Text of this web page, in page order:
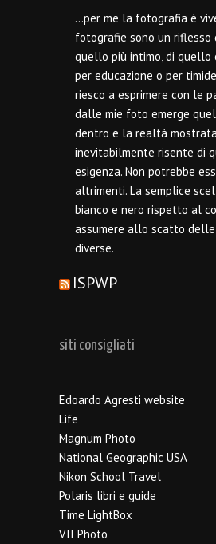
…per me la fotografia è
fotografie sono un riflesso
quello più intimo, di quello
per educazione o per
riesco a esprimere con le
dalle mie foto emerge
dentro e la realtà
inevitabilmente risente di
esigenza. Non potrebbe
altrimenti. La semplice
bianco e nero rispetto al
assumere allo scatto
diverse.
ISPWP
siti consigliati
Edoardo Agresti website
Life
Magnum Photo
National Geographic USA
Nikon School Travel
Polaris libri e guide
Time LightBox
VII Photo